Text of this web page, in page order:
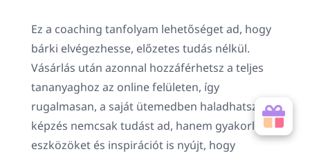
Ez a coaching tanfolyam lehetőséget ad, hogy
bárki elvégezhesse, előzetes tudás nélkül.
Vásárlás után azonnal hozzáférhetsz a teljes
tananyaghoz az online felületen, így
rugalmasan, a saját ütemedben haladhatsz. A
képzés nemcsak tudást ad, hanem gyakorlati
eszközöket és inspirációt is nyújt, hogy